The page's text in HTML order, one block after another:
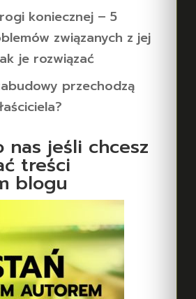
koniecznej – 5
związanych z jej
je rozwiązać
przechodzą
nas jeśli chcesz
treści
blogu